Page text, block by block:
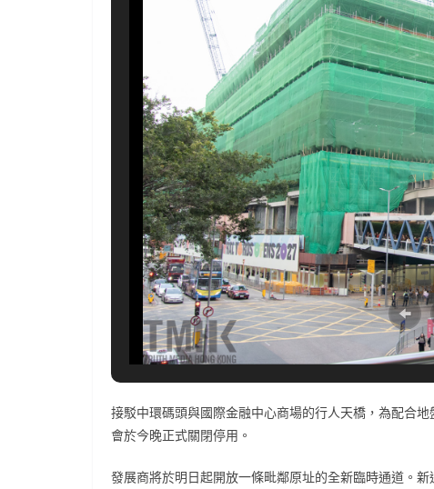
接駁中環碼頭與國際金融中心商場的行人天橋，為配合
會於今晚正式關閉停用。
發展商將於明日起開放一條毗鄰原址的全新臨時通道。